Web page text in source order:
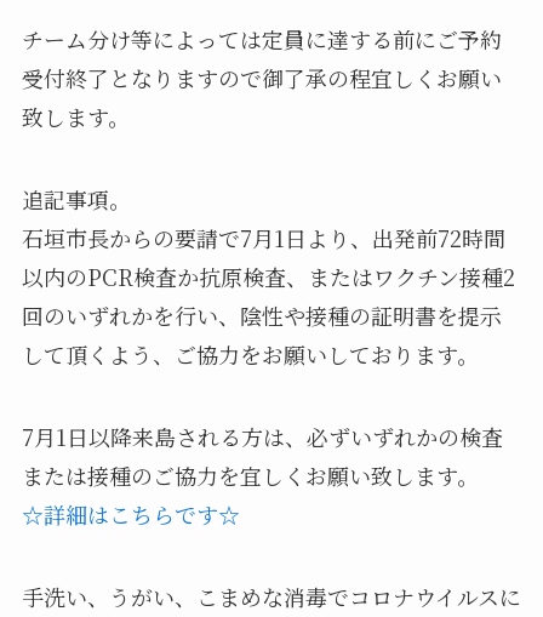
チーム分け等によっては定員に達する前にご予約
受付終了となりますので御了承の程宜しくお願い
致します。
追記事項。
石垣市長からの要請で7月1日より、出発前72時間
以内のPCR検査か抗原検査、またはワクチン接種2
回のいずれかを行い、陰性や接種の証明書を提示
して頂くよう、ご協力をお願いしております。
7月1日以降来島される方は、必ずいずれかの検査
または接種のご協力を宜しくお願い致します。
☆詳細はこちらです☆
手洗い、うがい、こまめな消毒でコロナウイルスに